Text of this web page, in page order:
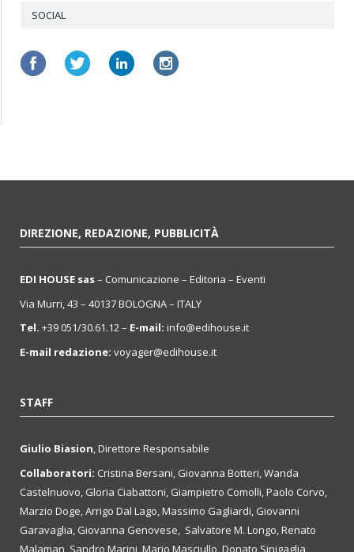
SOCIAL
DIREZIONE, REDAZIONE, PUBBLICITÀ
EDI HOUSE sas– Comunicazione – Editoria – Eventi
Via Murri, 43 – 40137 BOLOGNA – ITALY
Tel. +39 051/30.61.12 – E-mail: info@edihouse.it
E-mail redazione: voyager@edihouse.it
STAFF
Giulio Biasion, Direttore Responsabile
Collaboratori: Cristina Bersani, Giovanna Botteri, Wanda
Castelnuovo, Gloria Ciabattoni, Giampietro Comolli, Paolo Corvo,
Marzio Doge, Arrigo Dal Lago, Massimo Gagliardi, Giovanni
Garavaglia, Giovanna Genovese, Salvatore M. Longo, Renato
Malaman, Sandro Marini, Mario Masciullo, Donato Sinigaglia,